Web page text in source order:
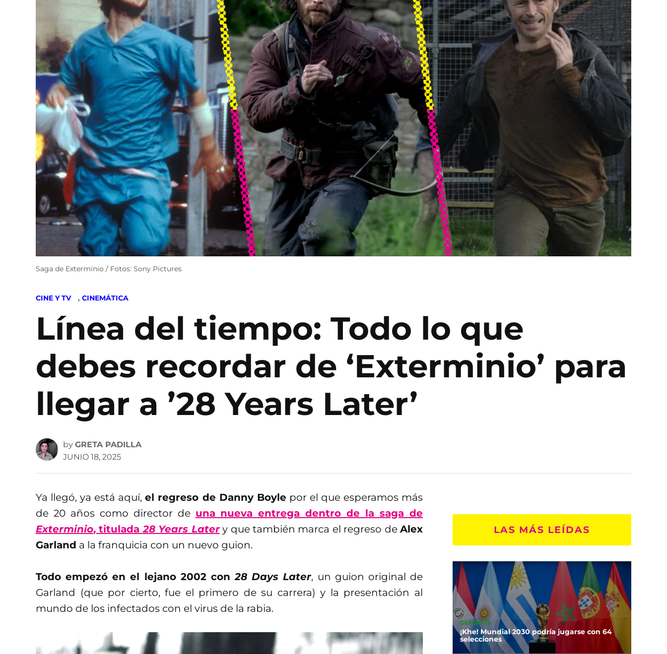
Saga de Exterminio / Fotos: Sony Pictures
POSTED
CINE Y TV , CINEMÁTICA
Línea del tiempo: Todo lo que
debes recordar de ‘Exterminio’ para
llegar a ’28 Years Later’
by GRETA PADILLA
JUNIO 18, 2025
Ya llegó, ya está aquí,el regreso de Danny Boyle por el que esperamos más
de 20 años como director de una nueva entrega dentro de la saga de
Exterminio, titulada28 Years Latery que también marca el regreso deAlex
Garland a la franquicia con un nuevo guion.
Todo empezó en el lejano 2002 con28 Days Later, un guion original de
Garland (que por cierto, fue el primero de su carrera) y la presentación al
mundo de los infectados con el virus de la rabia.
LAS MÁS LEÍDAS
DEPORTES
¡Khe! Mundial 2030 podría jugarse con 64
selecciones